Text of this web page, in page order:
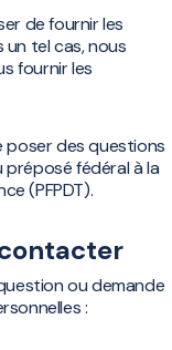
de fournir les
tel cas, nous
fournir les
poser des questions
fédéral à la
(PFPDT).
ou demande
: